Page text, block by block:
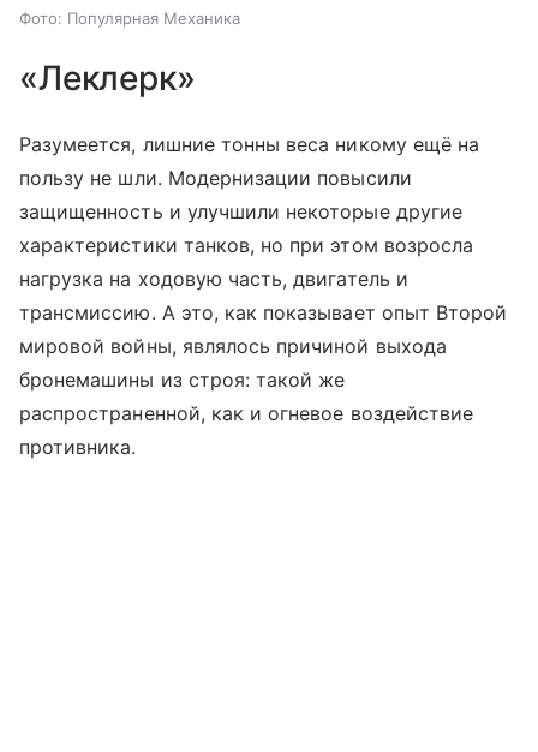
Фото: Популярная Механика
«Леклерк»
Разумеется, лишние тонны веса никому ещё на
пользу не шли. Модернизации повысили
защищенность и улучшили некоторые другие
характеристики танков, но при этом возросла
нагрузка на ходовую часть, двигатель и
трансмиссию. А это, как показывает опыт Второй
мировой войны, являлось причиной выхода
бронемашины из строя: такой же
распространенной, как и огневое воздействие
противника.